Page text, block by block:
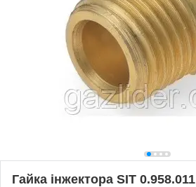
Гайка інжектора SIT